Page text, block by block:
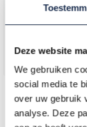
Deze website
We gebruiken
social media te
over uw gebruik
analyse. Deze
Tramarossa